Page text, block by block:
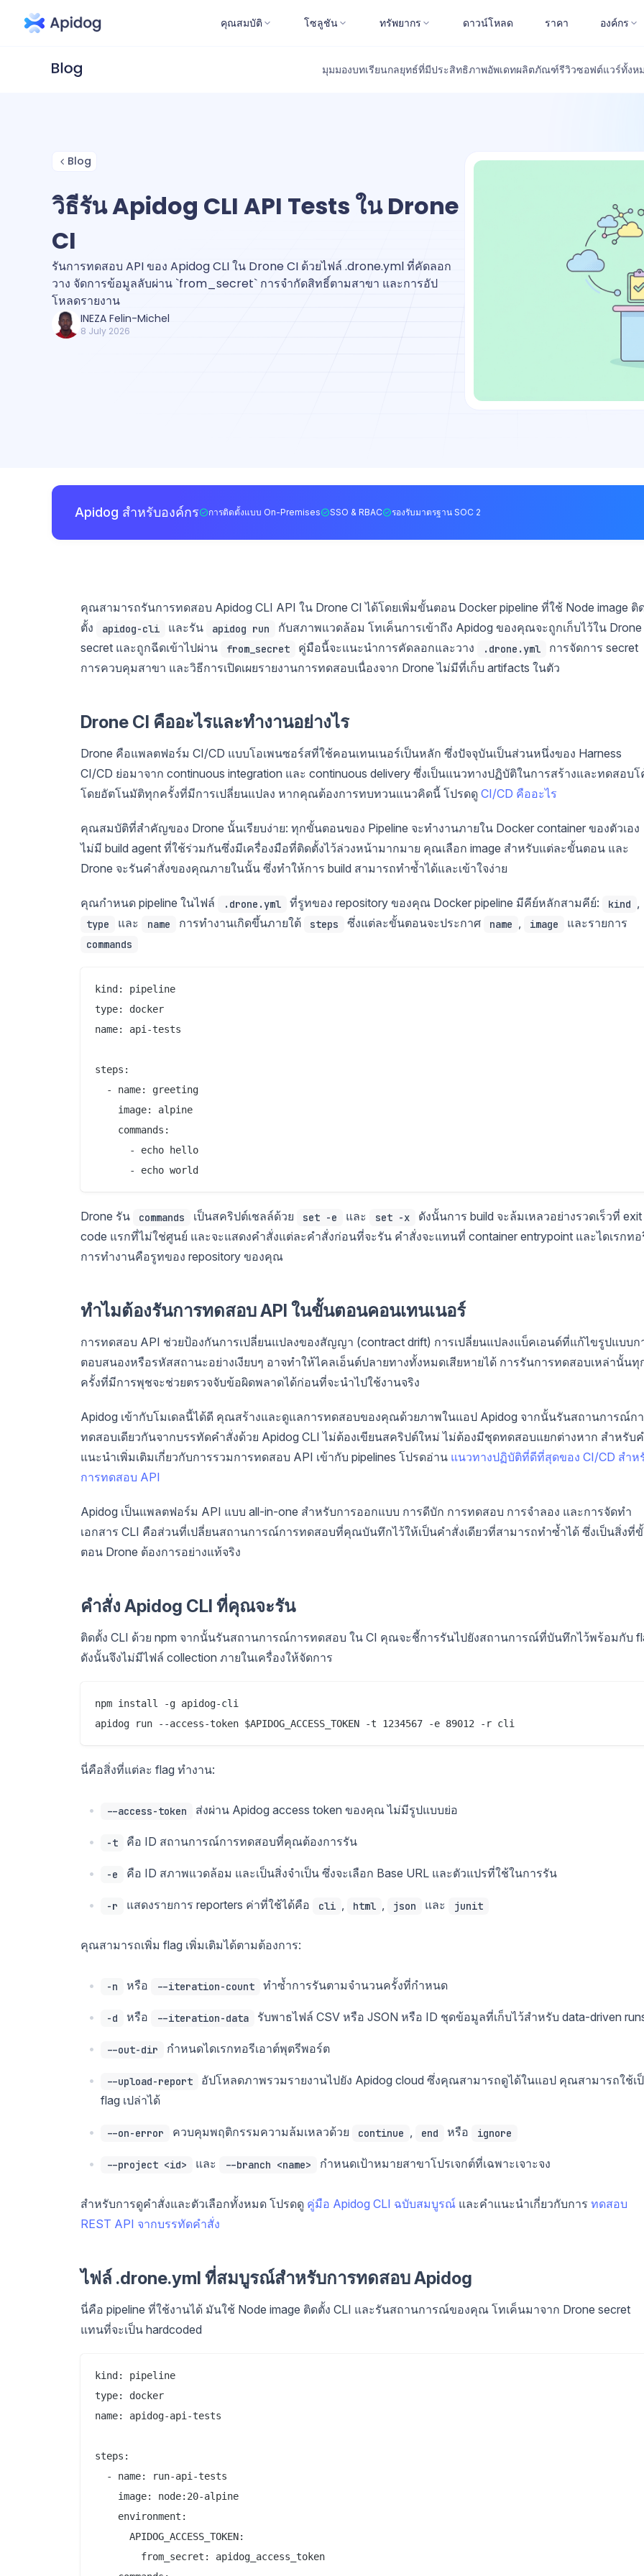
คุณสมบัติ โซลูชัน ทรัพยากร ดาวน์โหลด ราคา องค์กร
มุมมองบทเรียนกลยุทธ์ที่มีประสิทธิภาพอัพเดทผลิตภัณฑ์รีวิวซอฟต์แวร์ทั้งห
Blog
วิธีรัน Apidog CLI API Tests ใน Drone
CI
รันการทดสอบ API ของ Apidog CLI ใน Drone CI ด้วยไฟล์ .drone.yml ที่คัดลอก
วาง จัดการข้อมูลลับผ่าน `from_secret` การจำกัดสิทธิ์ตามสาขา และการอัป
โหลดรายงาน
INEZA Felin-Michel
8 July 2026
Apidog สำหรับองค์กร การติดตั้งแบบ On-Premises SSO & RBAC รองรับมาตรฐาน SOC 2
คุณสามารถรันการทดสอบ Apidog CLI API ใน Drone CI ได้โดยเพิ่มขั้นตอน Docker pipeline ที่ใช้ Node image ติ
ตั้ง
apidog-cli และรัน apidog run
กับสภาพแวดล้อม โทเค็นการเข้าถึง Apidog ของคุณจะถูกเก็บไว้ใน Drone
secret และถูกฉีดเข้าไปผ่าน
from_secret คู่มือนี้จะแนะนำการคัดลอกและวาง .drone.yml
การจัดการ secret
การควบคุมสาขา และวิธีการเปิดเผยรายงานการทดสอบเนื่องจาก Drone ไม่มีที่เก็บ artifacts ในตัว
Drone CI คืออะไรและทำงานอย่างไร
Drone คือแพลตฟอร์ม CI/CD แบบโอเพนซอร์สที่ใช้คอนเทนเนอร์เป็นหลัก ซึ่งปัจจุบันเป็นส่วนหนึ่งของ Harness
CI/CD ย่อมาจาก continuous integration และ continuous delivery ซึ่งเป็นแนวทางปฏิบัติในการสร้างและทดสอบ
โดยอัตโนมัติทุกครั้งที่มีการเปลี่ยนแปลง หากคุณต้องการทบทวนแนวคิดนี้ โปรดดู CI/CD คืออะไร
คุณสมบัติที่สำคัญของ Drone นั้นเรียบง่าย: ทุกขั้นตอนของ Pipeline จะทำงานภายใน Docker container ของตัวเอง
ไม่มี build agent ที่ใช้ร่วมกันซึ่งมีเครื่องมือที่ติดตั้งไว้ล่วงหน้ามากมาย คุณเลือก image สำหรับแต่ละขั้นตอน และ
Drone จะรันคำสั่งของคุณภายในนั้น ซึ่งทำให้การ build สามารถทำซ้ำได้และเข้าใจง่าย
คุณกำหนด pipeline ในไฟล์ .drone.yml ที่รูทของ repository ของคุณ Docker pipeline มีคีย์หลักสามคีย์: kind
type และ name การทำงานเกิดขึ้นภายใต้ steps ซึ่งแต่ละขั้นตอนจะประกาศ name image และรายการ
commands
kind: pipeline
type: docker
name: api-tests
steps:
  - name: greeting
    image: alpine
    commands:
      - echo hello
Drone รัน commands เป็นสคริปต์เชลล์ด้วย set -e และ set -x
ดังนั้นการ build จะล้มเหลวอย่างรวดเร็วที่ exit
code แรกที่ไม่ใช่ศูนย์ และจะแสดงคำสั่งแต่ละคำสั่งก่อนที่จะรัน คำสั่งจะแทนที่ container entrypoint และไดเรกทอ
การทำงานคือรูทของ repository ของคุณ
ทำไมต้องรันการทดสอบ API ในขั้นตอนคอนเทนเนอร์
การทดสอบ API ช่วยป้องกันการเปลี่ยนแปลงของสัญญา (contract drift) การเปลี่ยนแปลงแบ็คเอนด์ที่แก้ไขรูปแบบก
ตอบสนองหรือรหัสสถานะอย่างเงียบๆ อาจทำให้ไคลเอ็นต์ปลายทางทั้งหมดเสียหายได้ การรันการทดสอบเหล่านั้นทุ
ครั้งที่มีการพุชจะช่วยตรวจจับข้อผิดพลาดได้ก่อนที่จะนำไปใช้งานจริง
Apidog เข้ากับโมเดลนี้ได้ดี คุณสร้างและดูแลการทดสอบของคุณด้วยภาพในแอป Apidog จากนั้นรันสถานการณ์ก
ทดสอบเดียวกันจากบรรทัดคำสั่งด้วย Apidog CLI ไม่ต้องเขียนสคริปต์ใหม่ ไม่ต้องมีชุดทดสอบแยกต่างหาก สำหรับ
แนะนำเพิ่มเติมเกี่ยวกับการรวมการทดสอบ API เข้ากับ pipelines โปรดอ่าน แนวทางปฏิบัติที่ดีที่สุดของ CI/CD สำห
การทดสอบ API
Apidog เป็นแพลตฟอร์ม API แบบ all-in-one สำหรับการออกแบบ การดีบัก การทดสอบ การจำลอง และการจัดทำ
เอกสาร CLI คือส่วนที่เปลี่ยนสถานการณ์การทดสอบที่คุณบันทึกไว้ให้เป็นคำสั่งเดียวที่สามารถทำซ้ำได้ ซึ่งเป็นสิ่งที่
ตอน Drone ต้องการอย่างแท้จริง
คำสั่ง Apidog CLI ที่คุณจะรัน
ติดตั้ง CLI ด้วย npm จากนั้นรันสถานการณ์การทดสอบ ใน CI คุณจะชี้การรันไปยังสถานการณ์ที่บันทึกไว้พร้อมกับ
ดังนั้นจึงไม่มีไฟล์ collection ภายในเครื่องให้จัดการ
npm install -g apidog-cli
นี่คือสิ่งที่แต่ละ flag ทำงาน:
--access-token ส่งผ่าน Apidog access token ของคุณ ไม่มีรูปแบบย่อ
-t คือ ID สถานการณ์การทดสอบที่คุณต้องการรัน
-e คือ ID สภาพแวดล้อม และเป็นสิ่งจำเป็น ซึ่งจะเลือก Base URL และตัวแปรที่ใช้ในการรัน
-r แสดงรายการ reporters ค่าที่ใช้ได้คือ cli html json และ junit
คุณสามารถเพิ่ม flag เพิ่มเติมได้ตามต้องการ:
-n หรือ --iteration-count ทำซ้ำการรันตามจำนวนครั้งที่กำหนด
-d หรือ --iteration-data รับพาธไฟล์ CSV หรือ JSON หรือ ID ชุดข้อมูลที่เก็บไว้สำหรับ data-driven
--out-dir กำหนดไดเรกทอรีเอาต์พุตรีพอร์ต
--upload-report
อัปโหลดภาพรวมรายงานไปยัง Apidog cloud ซึ่งคุณสามารถดูได้ในแอป คุณสามารถใช้เ
flag เปล่าได้
--on-error ควบคุมพฤติกรรมความล้มเหลวด้วย continue end หรือ ignore
--project <id> และ --branch <name> กำหนดเป้าหมายสาขาโปรเจกต์ที่เฉพาะเจาะจง
สำหรับการดูคำสั่งและตัวเลือกทั้งหมด โปรดดู คู่มือ Apidog CLI ฉบับสมบูรณ์ และคำแนะนำเกี่ยวกับการ ทดสอบ
REST API จากบรรทัดคำสั่ง
ไฟล์ .drone.yml ที่สมบูรณ์สำหรับการทดสอบ Apidog
นี่คือ pipeline ที่ใช้งานได้ มันใช้ Node image ติดตั้ง CLI และรันสถานการณ์ของคุณ โทเค็นมาจาก Drone secret
แทนที่จะเป็น hardcoded
kind: pipeline
type: docker
name: apidog-api-tests
steps:
  - name: run-api-tests
    image: node:20-alpine
    environment:
      APIDOG_ACCESS_TOKEN:
        from_secret: apidog_access_token